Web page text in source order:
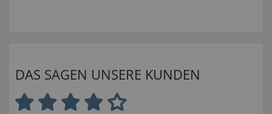
DAS SAGEN UNSERE KUNDEN